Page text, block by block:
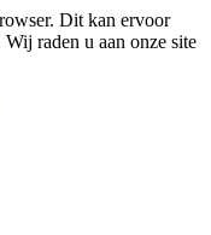
Dit kan ervoor
raden u aan onze site